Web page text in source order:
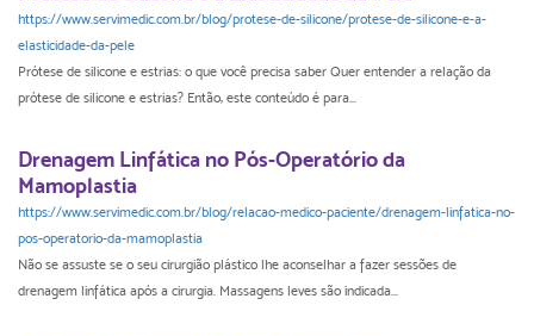
https://www.servimedic.com.br/blog/protese-de-silicone/protese-de-silicone-e-a-
elasticidade-da-pele
Prótese de silicone e estrias: o que você precisa saber Quer entender a relação da
prótese de silicone e estrias? Então, este conteúdo é para...
Drenagem Linfática no Pós-Operatório da
Mamoplastia
https://www.servimedic.com.br/blog/relacao-medico-paciente/drenagem-linfatica-no-
pos-operatorio-da-mamoplastia
Não se assuste se o seu cirurgião plástico lhe aconselhar a fazer sessões de
drenagem linfática após a cirurgia. Massagens leves são indicada...